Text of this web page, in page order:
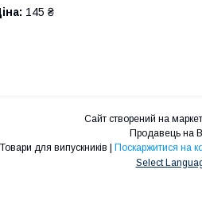
145 ₴
Сайт створений на
Продавець на
Поскаржитися на
Select